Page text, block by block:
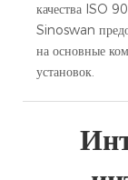
качества ISO
Sinoswan
на основные
установок.